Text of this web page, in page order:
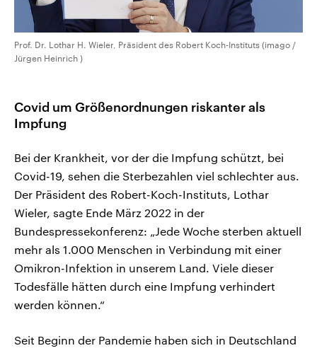
Prof. Dr. Lothar H. Wieler, Präsident des Robert Koch-Instituts (imago /
Jürgen Heinrich )
Covid um Größenordnungen riskanter als
Impfung
Bei der Krankheit, vor der die Impfung schützt, bei
Covid-19, sehen die Sterbezahlen viel schlechter aus.
Der Präsident des Robert-Koch-Instituts, Lothar
Wieler, sagte Ende März 2022 in der
Bundespressekonferenz: „Jede Woche sterben aktuell
mehr als 1.000 Menschen in Verbindung mit einer
Omikron-Infektion in unserem Land. Viele dieser
Todesfälle hätten durch eine Impfung verhindert
werden können.“
Seit Beginn der Pandemie haben sich in Deutschland